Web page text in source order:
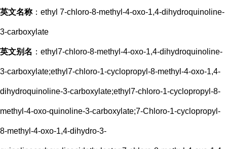
英文名称：ethyl 7-chloro-8-methyl-4-oxo-1,4-dihydroquinoline-
3-carboxylate
英文别名 ：ethyl7-chloro-8-methyl-4-oxo-1,4-dihydroquinoline-
3-carboxylate;ethyl7-chloro-1-cyclopropyl-8-methyl-4-oxo-1,4-
dihydroquinoline-3-carboxylate;ethyl7-chloro-1-cyclopropyl-8-
methyl-4-oxo-quinoline-3-carboxylate;7-Chloro-1-cyclopropyl-
8-methyl-4-oxo-1,4-dihydro-3-